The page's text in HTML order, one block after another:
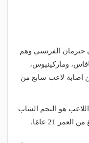
سان جيرمان الفرنسي وهم
وماركينيوس،
اصابة لاعب سابع من
هو النجم الشاب
21 عامًا.